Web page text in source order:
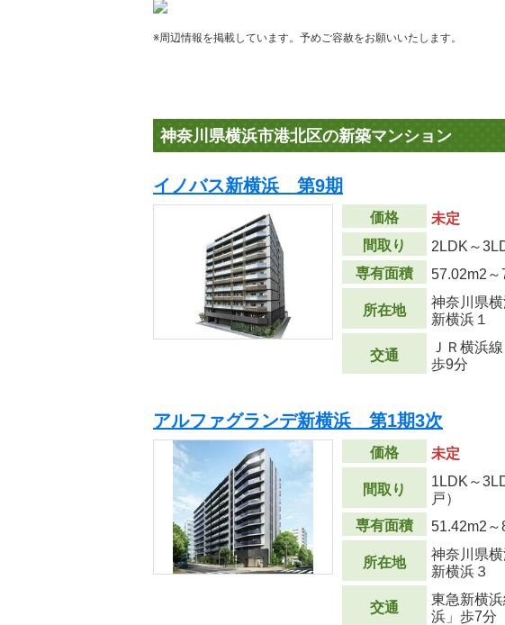
※周辺情報を掲載しています。予めご容赦をお願いいたします。
神奈川県横浜市港北区の新築マンション
イノバス新横浜 第9期
価格
未定
間取り
2LDK～
専有面積
57.02m2
所在地
神奈川県
新横浜１
交通
ＪＲ横浜
歩9分
アルファグランデ新横浜 第1期3次
価格 未定
間取り
1LDK～
戸）
専有面積
51.42m2
所在地
神奈川県
新横浜３
交通
東急新横
浜」歩7分